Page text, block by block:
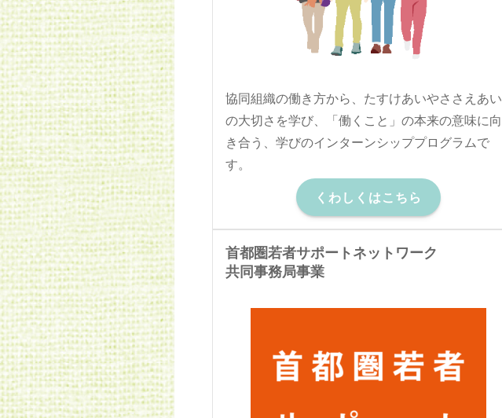
協同組織の働き方から、たすけあいやささえあい
の大切さを学び、「働くこと」の本来の意味に向
き合う、学びのインターンシッププログラムで
す。
くわしくはこちら
首都圏若者サポートネットワーク
共同事務局事業